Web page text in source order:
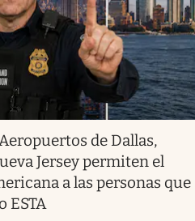
de Dallas,
Jersey permiten el
a las personas que
ESTA